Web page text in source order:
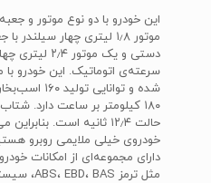
این خودرو با دو نوع موتور و
موتور ۱٫۸ لیتری چهار
شده و
۱۸۰ کیلومتر بر ساعت دارد.
حالت ۱۲٫۴ ثانیه است.
دارای مجموعه‌ای از امکانات